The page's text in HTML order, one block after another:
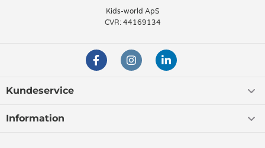
Kids-world ApS
CVR: 44169134
Kundeservice
Information